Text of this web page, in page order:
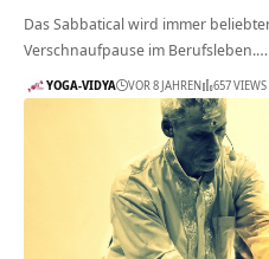
Das Sabbatical wird immer
Verschnaufpause im Berufsleben.…
YOGA-VIDYA VOR 8 JAHREN 657 VIEWS